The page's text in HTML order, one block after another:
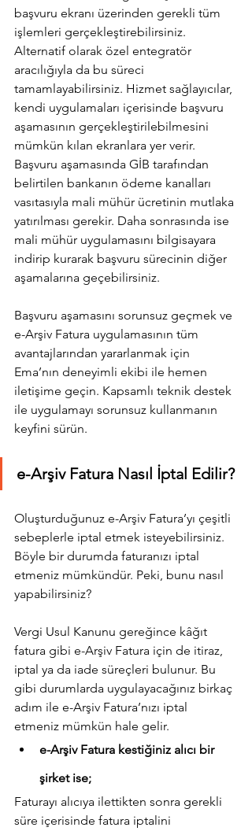
başvuru ekranı üzerinden gerekli tüm
işlemleri gerçekleştirebilirsiniz.
Alternatif olarak özel entegratör
aracılığıyla da bu süreci
tamamlayabilirsiniz. Hizmet sağlayıcılar,
kendi uygulamaları içerisinde başvuru
aşamasının gerçekleştirilebilmesini
mümkün kılan ekranlara yer verir.
Başvuru aşamasında GİB tarafından
belirtilen bankanın ödeme kanalları
vasıtasıyla mali mühür ücretinin mutlaka
yatırılması gerekir. Daha sonrasında ise
mali mühür uygulamasını bilgisayara
indirip kurarak başvuru sürecinin diğer
aşamalarına geçebilirsiniz.
Başvuru aşamasını sorunsuz geçmek ve
e-Arşiv Fatura uygulamasının tüm
avantajlarından yararlanmak için
Ema’nın deneyimli ekibi ile hemen
iletişime geçin. Kapsamlı teknik destek
ile uygulamayı sorunsuz kullanmanın
keyfini sürün.
e-Arşiv Fatura Nasıl İptal Edilir?
Oluşturduğunuz e-Arşiv Fatura’yı çeşitli
sebeplerle iptal etmek isteyebilirsiniz.
Böyle bir durumda faturanızı iptal
etmeniz mümkündür. Peki, bunu nasıl
yapabilirsiniz?
Vergi Usul Kanunu gereğince kâğıt
fatura gibi e-Arşiv Fatura için de itiraz,
iptal ya da iade süreçleri bulunur. Bu
gibi durumlarda uygulayacağınız birkaç
adım ile e-Arşiv Fatura’nızı iptal
etmeniz mümkün hale gelir.
e-Arşiv Fatura kestiğiniz alıcı bir
şirket ise;
Faturayı alıcıya ilettikten sonra gerekli
süre içerisinde fatura iptalini